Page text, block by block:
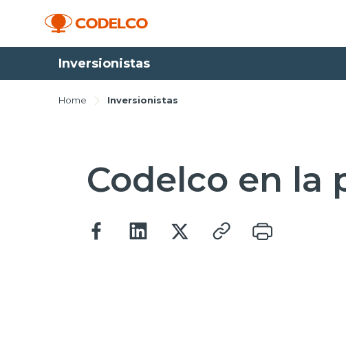
Inversionistas
Home Inversionistas
Codelco en la